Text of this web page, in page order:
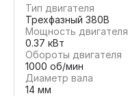
Тип двигателя
Трехфазный 380В
Мощность двигателя
0.37 кВт
Обороты двигателя
1000 об/мин
Диаметр вала
14 мм